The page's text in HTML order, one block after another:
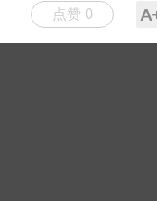
点赞 0